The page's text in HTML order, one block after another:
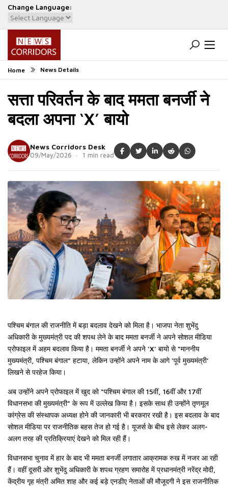
Change Language:
Powered by Translate
Home News Details
सत्ता परिवर्तन के बाद ममता बनर्जी ने
बदला अपना ‘X’ बायो
News Corridors Desk
09/May/2026 · 1 min read
पश्चिम बंगाल की राजनीति में बड़ा बदलाव देखने को मिला है। भाजपा नेता शुभेंदु
अधिकारी के मुख्यमंत्री पद की शपथ लेने के बाद ममता बनर्जी ने अपने सोशल मीडिया
प्रोफाइल में अहम बदलाव किया है। ममता बनर्जी ने अपने ‘X’ बायो से “माननीय
मुख्यमंत्री, पश्चिम बंगाल” हटाया, लेकिन उन्होंने अपने नाम के आगे ‘पूर्व मुख्यमंत्री’
लिखने से परहेज किया।
अब उन्होंने अपने प्रोफाइल में खुद को “पश्चिम बंगाल की 15वीं, 16वीं और 17वीं
विधानसभा की मुख्यमंत्री” के रूप में उल्लेख किया है। इसके साथ ही उन्होंने तृणमूल
कांग्रेस की संस्थापक अध्यक्ष होने की जानकारी भी बरकरार रखी है। इस बदलाव के बाद
सोशल मीडिया पर राजनीतिक बहस तेज हो गई है। यूजर्स के बीच इसे लेकर अलग-
अलग तरह की प्रतिक्रियाएं देखने को मिल रही हैं।
विधानसभा चुनाव में हार के बाद भी ममता बनर्जी लगातार आक्रामक रुख में नजर आ रही
हैं। वहीं दूसरी ओर शुभेंदु अधिकारी के शपथ ग्रहण समारोह में प्रधानमंत्री नरेंद्र मोदी,
केंद्रीय गृह मंत्री अमित शाह और कई बड़े एनडीए नेताओं की मौजूदगी ने इस राजनीतिक